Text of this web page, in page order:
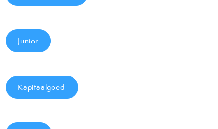
Junior
Kapitaalgoed